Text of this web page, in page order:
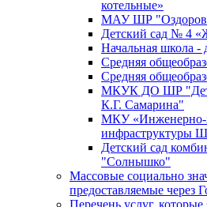
котельные»
МАУ ШР
Детский сад № 4
Начальная школа -
Средняя
Средняя
МКУК ДО ШР
К.Г. Самарина"
МКУ «Инженерно-
инфраструктуры
Детский сад
"Солнышко"
Массовые социально
предоставляемые через
Перечень услуг,